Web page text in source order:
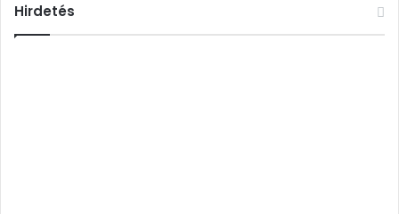
Hirdetés